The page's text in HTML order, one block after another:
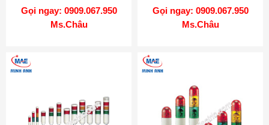
Gọi ngay: 0909.067.950
Ms.Châu
Gọi ngay: 0909.067.950
Ms.Châu